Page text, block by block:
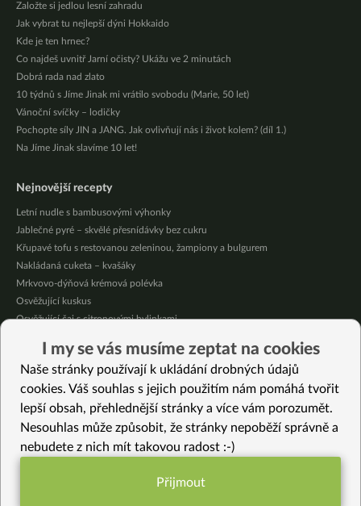
Založte si jedlou lesní zahradu
Jak vybrat tu nejlepší dýni Hokkaido
Kde je ten hrnec?
Co najdeš uvnitř Jarní očisty? Ukážu ve 2 minutách
Dobrá rada nad zlato
10 týdnů s Jíme Jinak mi vrátilo svobodu (Marie, 50 let)
Vánoční svíčky – lodičky
Pochopte síly JIN a JANG. Jak ovlivňují nás i život kolem? (díl 1.)
Na Jíme Jinak slavíme 10 let!
Nejnovější recepty
Letní nudle s bambusovými výhonky
Jablečné pyré – skvělé přesnídávky bez cukru
Křupavé tofu s restovanou zeleninou, žampiony a bulgurem
Nakládaná cuketa – kvašáky
Mrkvovo-dýňová krémová polévka
Osvěžující kuskus
Osvěžující čaj s citronovými bylinkami
Čokoládové muffiny s mangovým krémem
Meruňky a jablka v citrónovém želé
Vybrané recepty
Celozrnné krémové špagety
I my se vás musíme zeptat na cookies
Naše stránky používají k ukládání drobných údajů
cookies. Váš souhlas s jejich použitím nám pomáhá tvořit
lepší obsah, přehlednější stránky a více vám porozumět.
Nesouhlas může způsobit, že stránky nepoběží správně a
nebudete z nich mít takovou radost :-)
Funkční nastavení potřebujeme (vždy
Přijmout